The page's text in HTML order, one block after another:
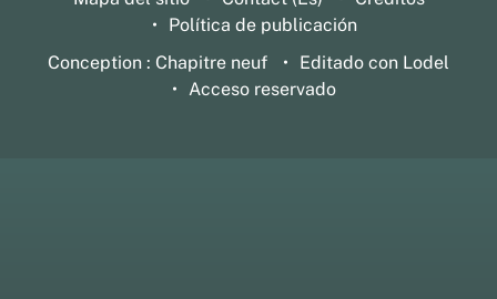
Política de publicación
Conception : Chapitre neuf
Editado con Lodel
Acceso reservado